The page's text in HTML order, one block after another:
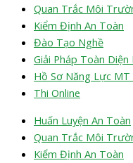
Quan Trắc Môi
Kiểm Định An Toàn
Đào Tạo Nghề
Giải Pháp Toàn Diện
Hồ Sơ Năng Lực MT
Thi Online
Huấn Luyện An Toàn
Quan Trắc Môi
Kiểm Định An Toàn